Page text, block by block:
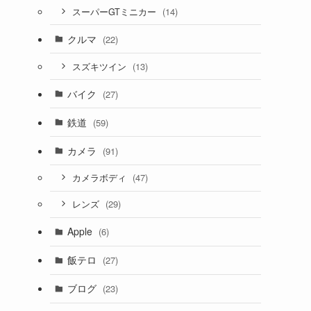
スーパーGTミニカー (14)
クルマ (22)
スズキツイン (13)
バイク (27)
鉄道 (59)
カメラ (91)
カメラボディ (47)
レンズ (29)
Apple (6)
飯テロ (27)
ブログ (23)